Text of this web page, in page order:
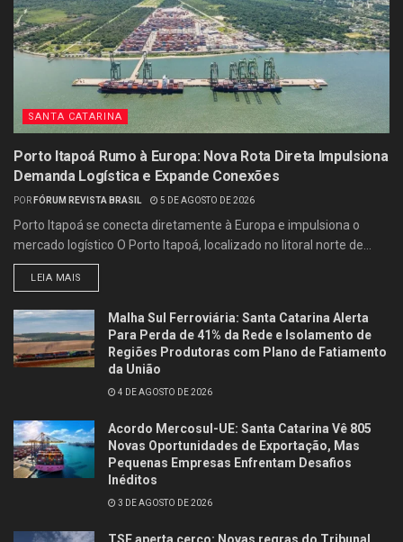
SANTA CATARINA
Porto Itapoá Rumo à Europa: Nova Rota Direta Impulsiona
Demanda Logística e Expande Conexões
POR FÓRUM REVISTA BRASIL 5 DE AGOSTO DE 2026
Porto Itapoá se conecta diretamente à Europa e impulsiona o
mercado logístico O Porto Itapoá, localizado no litoral norte de...
LEIA MAIS
Malha Sul Ferroviária: Santa Catarina Alerta
Para Perda de 41% da Rede e Isolamento de
Regiões Produtoras com Plano de Fatiamento
da União
4 DE AGOSTO DE 2026
Acordo Mercosul-UE: Santa Catarina Vê 805
Novas Oportunidades de Exportação, Mas
Pequenas Empresas Enfrentam Desafios
Inéditos
3 DE AGOSTO DE 2026